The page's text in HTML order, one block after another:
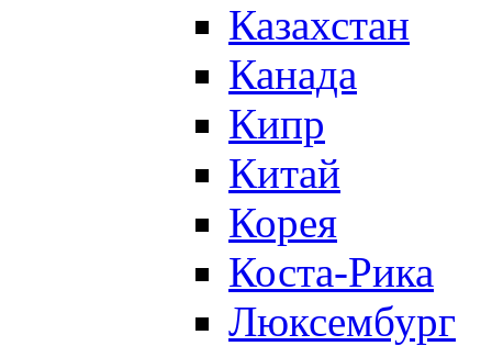
Казахстан
Канада
Кипр
Китай
Корея
Коста-Рика
Люксембург